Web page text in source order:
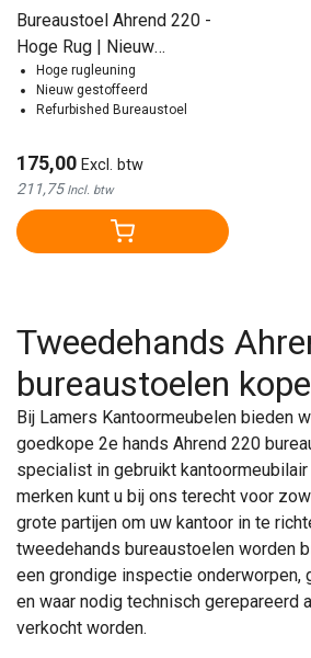
Bureaustoel Ahrend 220 -
Hoge Rug | Nieuw
gestoffeerd
Hoge rugleuning
Nieuw gestoffeerd
Refurbished Bureaustoel
175,00 Excl. btw
211,75Incl. btw
Tweedehands
bureaustoelen
Bij Lamers Kantoormeubelen bieden
goedkope 2e hands Ahrend 220
specialist in gebruikt
merken kunt u bij ons terecht voor
grote partijen om uw kantoor in te
tweedehands bureaustoelen worden
een grondige inspectie onderworpen,
en waar nodig technisch gerepareerd
verkocht worden.